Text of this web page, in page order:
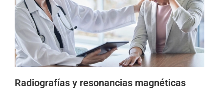
Radiografías y resonancias magnéticas